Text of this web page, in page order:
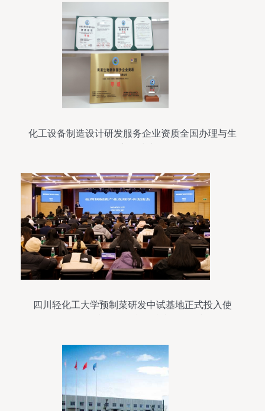
化工设备制造设计研发服务企业资质全国办理与生
四川轻化工大学预制菜研发中试基地正式投入使